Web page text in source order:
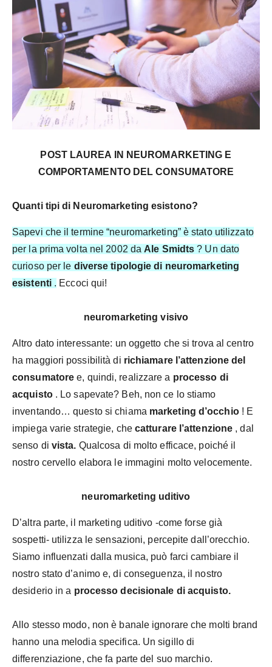
POST LAUREA IN NEUROMARKETING E
COMPORTAMENTO DEL CONSUMATORE
Quanti tipi di Neuromarketing esistono?
Sapevi che il termine “neuromarketing” è stato utilizzato
per la prima volta nel 2002 da Ale Smidts ? Un dato
curioso per le diverse tipologie di neuromarketing
esistenti. Eccoci qui!
neuromarketing visivo
Altro dato interessante: un oggetto che si trova al centro
ha maggiori possibilità di richiamare l’attenzione del
consumatore e, quindi, realizzare a processo di
acquisto. Lo sapevate? Beh, non ce lo stiamo
inventando… questo si chiama marketing d’occhio! E
impiega varie strategie, che catturare l’attenzione , dal
senso di vista. Qualcosa di molto efficace, poiché il
nostro cervello elabora le immagini molto velocemente.
neuromarketing uditivo
D’altra parte, il marketing uditivo -come forse già
sospetti- utilizza le sensazioni, percepite dall’orecchio.
Siamo influenzati dalla musica, può farci cambiare il
nostro stato d’animo e, di conseguenza, il nostro
desiderio in a processo decisionale di acquisto.
Allo stesso modo, non è banale ignorare che molti brand
hanno una melodia specifica. Un sigillo di
differenziazione, che fa parte del suo marchio.